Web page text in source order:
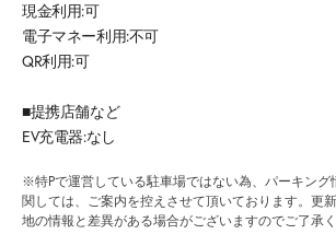
現金利用:可
電子マネー利用:不可
QR利用:可
■提携店舗など
EV充電器:なし
※特Pで運営している駐車場ではない為、パーキング
関しては、ご案内を控えさせて頂いております。更
地の情報と差異がある場合がございますのでご了承く